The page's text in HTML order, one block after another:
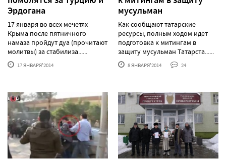
Эрдогана
17 января во всех мечетях
Крыма после пятничного
намаза пройдут дуа (прочитают
молитвы) за стабилиза......
17 ЯНВАРЯ'2014
мусульман
Как сообщают татарские
ресурсы, полным ходом идет
подготовка к митингам в
защиту мусульман Татарста......
8 ЯНВАРЯ'2014 24